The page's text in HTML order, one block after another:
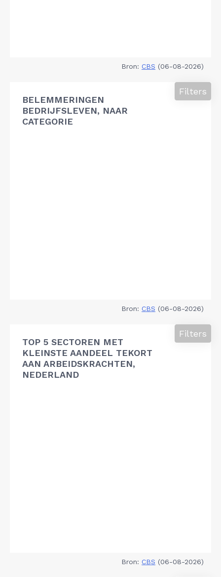
Bron: CBS (06-08-2026)
BELEMMERINGEN
BEDRIJFSLEVEN, NAAR
CATEGORIE
Filters
Bron: CBS (06-08-2026)
TOP 5 SECTOREN MET
KLEINSTE AANDEEL TEKORT
AAN ARBEIDSKRACHTEN,
NEDERLAND
Filters
Bron: CBS (06-08-2026)